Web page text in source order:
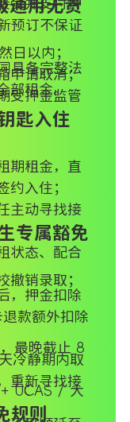
受并支付押
预订不保证
具备完整法
部租金。
通用无责
日以内；
申请取消；
受押金监管
匙入住
期租金，直
约入住；
主动寻找接
状态、配合
，押金扣除
款额外扣除
冷静期内取
重新寻找接
专属豁免
撤销录取；
最晚截止 8
UCAS / 大
规则